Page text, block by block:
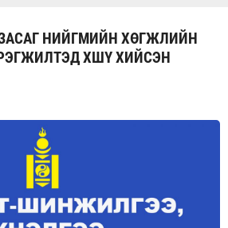
НИЙГМИЙН ХӨГЖЛИЙН
ХШҮ ХИЙСЭН